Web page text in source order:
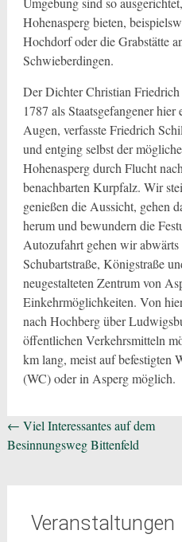
Hohenasperg bieten,
Hochdorf oder die Grabstätte
Schwieberdingen.
Der Dichter Christian
1787 als Staatsgefangener
Augen, verfasste Friedrich
und entging selbst der
Hohenasperg durch Flucht
benachbarten Kurpfalz. Wir
genießen die Aussicht, gehen
herum und bewundern die
Autozufahrt gehen wir
Schubartstraße, Königstraße
neugestalteten Zentrum von
Einkehrmöglichkeiten. Von
nach Hochberg über
öffentlichen Verkehrsmitteln
km lang, meist auf befestigten
(WC) oder in Asperg möglich.
Beitragsnavigation
← Viel Interessantes auf dem
Besinnungsweg Bittenfeld
Veranstaltungen